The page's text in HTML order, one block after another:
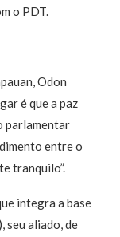
o PDT.
Odon
é que a paz
parlamentar
entre o
tranquilo”.
integra a base
seu aliado, de